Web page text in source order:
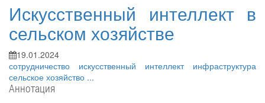
Искусственный интеллект в
сельском хозяйстве
19.01.2024
сотрудничество искусственный интеллект инфраструктура
сельское хозяйство ...
Аннотация